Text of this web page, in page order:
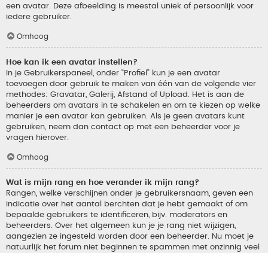
een avatar. Deze afbeelding is meestal uniek of persoonlijk voor
iedere gebruiker.
Omhoog
Hoe kan ik een avatar instellen?
In je Gebruikerspaneel, onder “Profiel” kun je een avatar
toevoegen door gebruik te maken van één van de volgende vier
methodes: Gravatar, Galerij, Afstand of Upload. Het is aan de
beheerders om avatars in te schakelen en om te kiezen op welke
manier je een avatar kan gebruiken. Als je geen avatars kunt
gebruiken, neem dan contact op met een beheerder voor je
vragen hierover.
Omhoog
Wat is mijn rang en hoe verander ik mijn rang?
Rangen, welke verschijnen onder je gebruikersnaam, geven een
indicatie over het aantal berchten dat je hebt gemaakt of om
bepaalde gebruikers te identificeren, bijv. moderators en
beheerders. Over het algemeen kun je je rang niet wijzigen,
aangezien ze ingesteld worden door een beheerder. Nu moet je
natuurlijk het forum niet beginnen te spammen met onzinnig veel